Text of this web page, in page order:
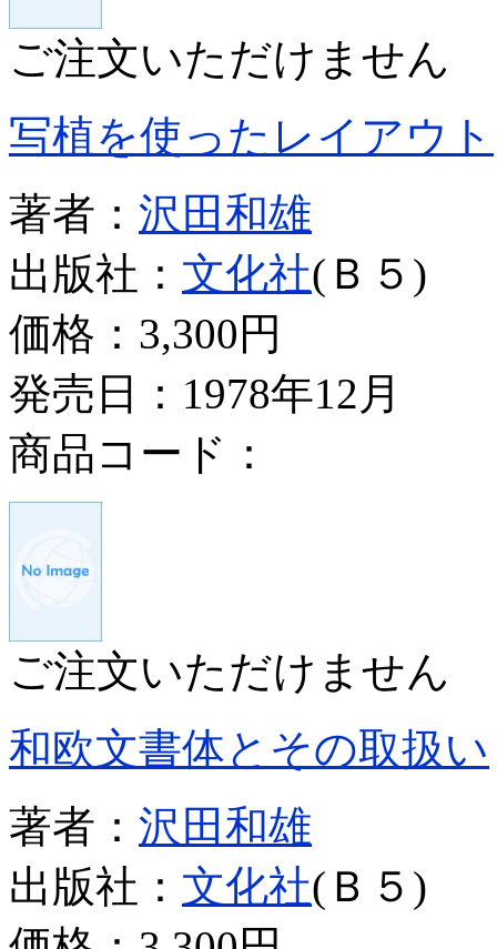
ご注文いただけません
写植を使ったレイアウト
著者： 沢田和雄
出版社： 文化社(Ｂ５)
価格： 3,300円
発売日：1978年12月
商品コード：
ご注文いただけません
和欧文書体とその取扱い
著者： 沢田和雄
出版社： 文化社(Ｂ５)